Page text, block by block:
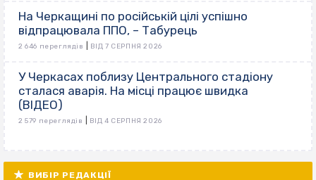
На Черкащині по російській цілі успішно
відпрацювала ППО, – Табурець
2 646 переглядів ВІД 7 СЕРПНЯ 2026
У Черкасах поблизу Центрального стадіону
сталася аварія. На місці працює швидка
(ВІДЕО)
2 579 переглядів ВІД 4 СЕРПНЯ 2026
ВИБІР РЕДАКЦІЇ